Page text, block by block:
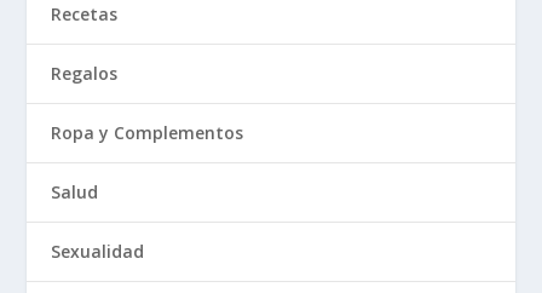
Recetas
Regalos
Ropa y Complementos
Salud
Sexualidad